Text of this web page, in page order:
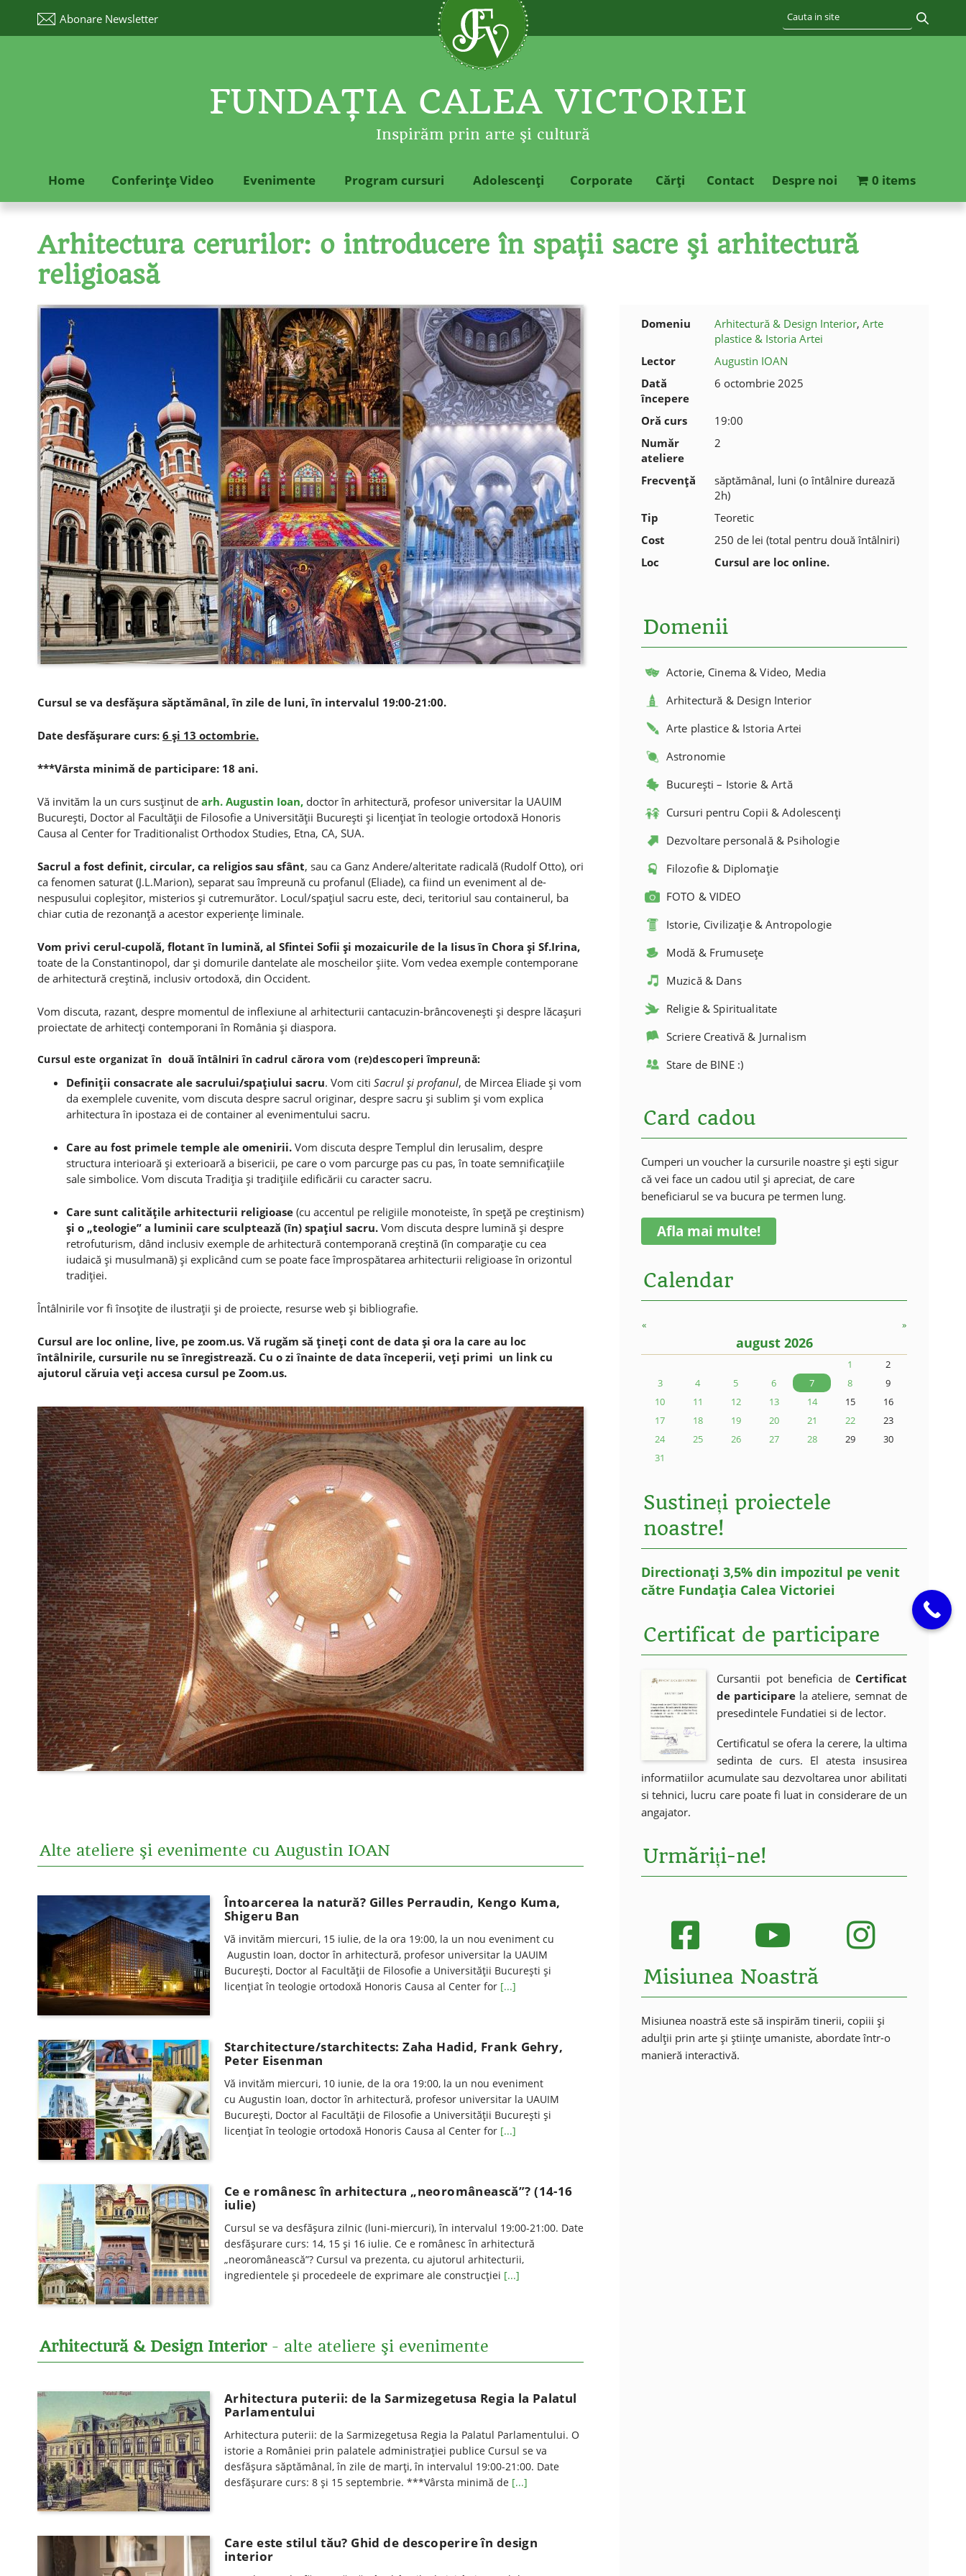
Abonare Newsletter
FUNDAŢIA CALEA VICTORIEI
Inspirăm prin arte şi cultură
Home Conferinţe Video Evenimente Program cursuri Adolescenţi Corporate Cărţi Contact Despre noi 0 items
Arhitectura cerurilor: o introducere în spaţii sacre şi arhitectură
religioasă
Cursul se va desfăşura săptămânal, în zile de luni, în intervalul 19:00-21:00.
Date desfăşurare curs: 6 şi 13 octombrie.
***Vârsta minimă de participare: 18 ani.
Vă invităm la un curs susţinut de arh. Augustin Ioan, doctor în arhitectură, profesor universitar la UAUIM
Bucureşti, Doctor al Facultăţii de Filosofie a Universităţii Bucureşti şi licenţiat în teologie ortodoxă Honoris
Causa al Center for Traditionalist Orthodox Studies, Etna, CA, SUA.
Sacrul a fost definit, circular, ca religios sau sfânt, sau ca Ganz Andere/alteritate radicală (Rudolf Otto), ori
ca fenomen saturat (J.L.Marion), separat sau împreună cu profanul (Eliade), ca fiind un eveniment al de-
nespusului copleşitor, misterios şi cutremurător. Locul/spaţiul sacru este, deci, teritoriul sau containerul, ba
chiar cutia de rezonanţă a acestor experienţe liminale.
Vom privi cerul-cupolă, flotant în lumină, al Sfintei Sofii şi mozaicurile de la Iisus în Chora şi Sf.Irina,
toate de la Constantinopol, dar şi domurile dantelate ale moscheilor şiite. Vom vedea exemple contemporane
de arhitectură creştină, inclusiv ortodoxă, din Occident.
Vom discuta, razant, despre momentul de inflexiune al arhitecturii cantacuzin-brâncoveneşti şi despre lăcaşuri
proiectate de arhitecţi contemporani în România şi diaspora.
Cursul este organizat în două întâlniri în cadrul cărora vom (re)descoperi împreună:
Definiţii consacrate ale sacrului/spaţiului sacru. Vom citi Sacrul şi profanul, de Mircea Eliade şi vom
da exemplele cuvenite, vom discuta despre sacrul originar, despre sacru şi sublim şi vom explica
arhitectura în ipostaza ei de container al evenimentului sacru.
Care au fost primele temple ale omenirii. Vom discuta despre Templul din Ierusalim, despre
structura interioară şi exterioară a bisericii, pe care o vom parcurge pas cu pas, în toate semnificaţiile
sale simbolice. Vom discuta Tradiţia şi tradiţiile edificării cu caracter sacru.
Care sunt calităţile arhitecturii religioase (cu accentul pe religiile monoteiste, în speţă pe creştinism)
şi o „teologie” a luminii care sculptează (în) spaţiul sacru. Vom discuta despre lumină şi despre
retrofuturism, dând inclusiv exemple de arhitectură contemporană creştină (în comparaţie cu cea
iudaică şi musulmană) şi explicând cum se poate face împrospătarea arhitecturii religioase în orizontul
tradiţiei.
Întâlnirile vor fi însoţite de ilustraţii şi de proiecte, resurse web şi bibliografie.
Cursul are loc online, live, pe zoom.us. Vă rugăm să ţineţi cont de data şi ora la care au loc
întâlnirile, cursurile nu se înregistrează. Cu o zi înainte de data începerii, veţi primi un link cu
ajutorul căruia veţi accesa cursul pe Zoom.us.
Alte ateliere şi evenimente cu Augustin IOAN
Întoarcerea la natură? Gilles Perraudin, Kengo Kuma,
Shigeru Ban
Vă invităm miercuri, 15 iulie, de la ora 19:00, la un nou eveniment cu
Augustin Ioan, doctor în arhitectură, profesor universitar la UAUIM
Bucureşti, Doctor al Facultăţii de Filosofie a Universităţii Bucureşti şi
licenţiat în teologie ortodoxă Honoris Causa al Center for [...]
Starchitecture/starchitects: Zaha Hadid, Frank Gehry,
Peter Eisenman
Vă invităm miercuri, 10 iunie, de la ora 19:00, la un nou eveniment
cu Augustin Ioan, doctor în arhitectură, profesor universitar la UAUIM
Bucureşti, Doctor al Facultăţii de Filosofie a Universităţii Bucureşti şi
licenţiat în teologie ortodoxă Honoris Causa al Center for [...]
Ce e românesc în arhitectura „neoromânească”? (14-16
iulie)
Cursul se va desfăşura zilnic (luni-miercuri), în intervalul 19:00-21:00. Date
desfăşurare curs: 14, 15 şi 16 iulie. Ce e românesc în arhitectură
„neoromânească”? Cursul va prezenta, cu ajutorul arhitecturii,
ingredientele și procedeele de exprimare ale construcției [...]
Arhitectură & Design Interior- alte ateliere şi evenimente
Arhitectura puterii: de la Sarmizegetusa Regia la Palatul
Parlamentului
Arhitectura puterii: de la Sarmizegetusa Regia la Palatul Parlamentului. O
istorie a României prin palatele administrației publice Cursul se va
desfăşura săptămânal, în zile de marţi, în intervalul 19:00-21:00. Date
desfăşurare curs: 8 și 15 septembrie. ***Vârsta minimă de [...]
Care este stilul tău? Ghid de descoperire în design
interior
Domeniu Arhitectură & Design Interior, Arte
plastice & Istoria Artei
Lector
Augustin IOAN
Dată
începere
6 octombrie 2025
Oră curs
19:00
Număr
ateliere
2
Frecvenţă
săptămânal, luni (o întâlnire durează
2h)
Tip
Teoretic
Cost
250 de lei (total pentru două întâlniri)
Loc
Cursul are loc online.
Domenii
Actorie, Cinema & Video, Media
Arhitectură & Design Interior
Arte plastice & Istoria Artei
Astronomie
București – Istorie & Artă
Cursuri pentru Copii & Adolescenți
Dezvoltare personală & Psihologie
Filozofie & Diplomație
FOTO & VIDEO
Istorie, Civilizație & Antropologie
Modă & Frumusețe
Muzică & Dans
Religie & Spiritualitate
Scriere Creativă & Jurnalism
Stare de BINE :)
Card cadou
Cumperi un voucher la cursurile noastre și ești sigur
că vei face un cadou util și apreciat, de care
beneficiarul se va bucura pe termen lung.
Afla mai multe!
Calendar
« »
august 2026
1
2
3
4 5 6 7 8
9
10
11 12 13 14 15
16
17
18 19 20 21 22
23
24
25 26 27 28 29
30
31
Sustineți proiectele
noastre!
Directionați 3,5% din impozitul pe venit
către Fundația Calea Victoriei
Certificat de participare
Cursantii pot beneficia de Certificat
de participare la ateliere, semnat de
presedintele Fundatiei si de lector.
Certificatul se ofera la cerere, la ultima
sedinta de curs. El atesta insusirea
informatiilor acumulate sau dezvoltarea unor abilitati
si tehnici, lucru care poate fi luat in considerare de un
angajator.
Urmăriți-ne!
Misiunea Noastră
Misiunea noastră este să inspirăm tinerii, copiii și
adulții prin arte și științe umaniste, abordate într-o
manieră interactivă.